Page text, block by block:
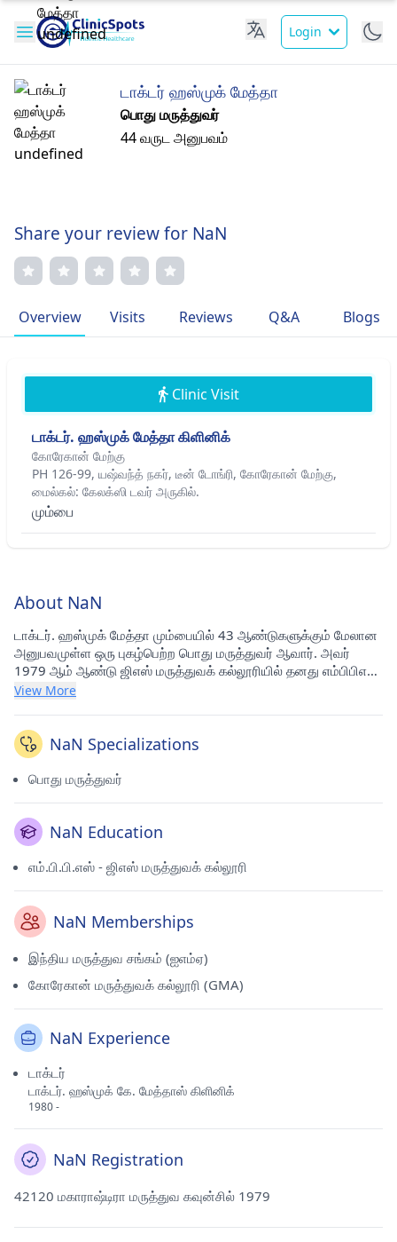
Login
டாக்டர் ஹஸ்முக் மேத்தா
பொது மருத்துவர்
44 வருட அனுபவம்
Share your review for NaN
Overview Visits Reviews Q&A Blogs
Clinic Visit
டாக்டர். ஹஸ்முக் மேத்தா கிளினிக்
கோரேகான் மேற்கு
PH 126-99, யஷ்வந்த் நகர், டீன் டோங்ரி, கோரேகான் மேற்கு,
மைல்கல்: கேலக்ஸி டவர் அருகில்.
மும்பை
About NaN
டாக்டர். ஹஸ்முக் மேத்தா மும்பையில் 43 ஆண்டுகளுக்கும் மேலான
அனுபவமுள்ள ஒரு புகழ்பெற்ற பொது மருத்துவர் ஆவார். அவர்
1979 ஆம் ஆண்டு ஜிஎஸ் மருத்துவக் கல்லூரியில் தனது எம்பிபிஎஸ்
படித்துள்ளார். தற்போது கோரேகானில் உள்ள டாக்டர் ஹஸ்முக்
கல்லூரி (GMA) ஆகியவற்றில் உறுப்பினராக உள்ளார்.
View More
NaN Specializations
பொது மருத்துவர்
NaN Education
எம்.பி.பி.எஸ் - ஜிஎஸ் மருத்துவக் கல்லூரி
NaN Memberships
இந்திய மருத்துவ சங்கம் (ஐஎம்ஏ)
கோரேகான் மருத்துவக் கல்லூரி (GMA)
NaN Experience
டாக்டர்
டாக்டர். ஹஸ்முக் கே. மேத்தாஸ் கிளினிக்
1980 -
NaN Registration
42120 மகாராஷ்டிரா மருத்துவ கவுன்சில் 1979